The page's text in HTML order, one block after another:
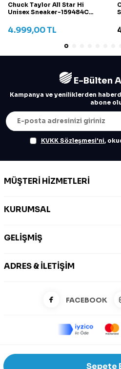
Sepete
Chuck Taylor All Star Hi
Unisex Sneaker-159484C
4.999,00TL
E-Bülten
Kampanya ve yeniliklerden
abone
KVKK Sözleşmesi'ni,
MÜŞTERI HIZMETLERI
KURUMSAL
GELIŞMIŞ
ADRES & İLETIŞIM
FACEBOOK
©2026 Zeysports Tüm